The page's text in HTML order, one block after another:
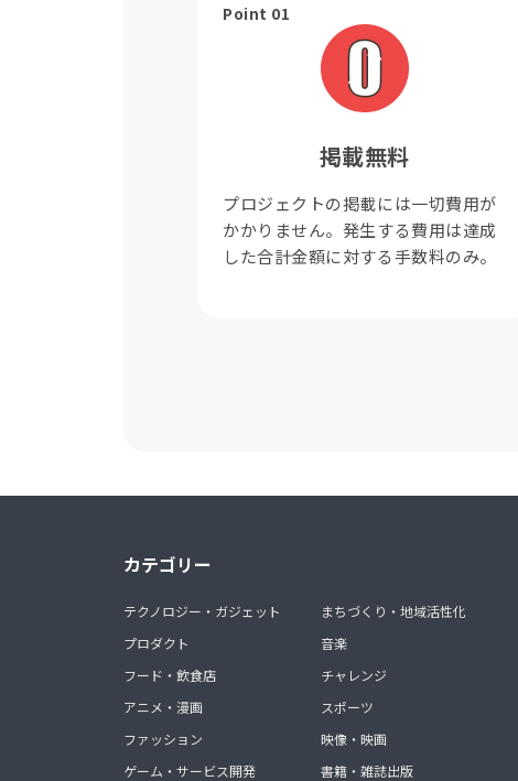
Point 01
掲載無料
プロジェクトの掲載には一切費用が
かかりません。発生する費用は達成
した合計金額に対する手数料のみ。
カテゴリー
テクノロジー・ガジェット
プロダクト
フード・飲食店
アニメ・漫画
ファッション
ゲーム・サービス開発
まちづくり・地域活性化
音楽
チャレンジ
スポーツ
映像・映画
書籍・雑誌出版